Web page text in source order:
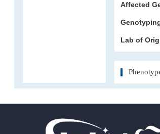
Affected
Genotyping
Lab of